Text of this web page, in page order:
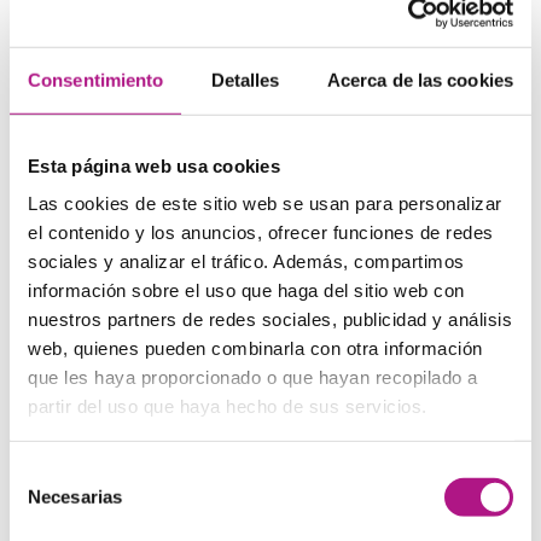
Consentimiento Detalles Acerca de las cookies
Esta página web usa cookies
Las cookies de este sitio web se usan para personalizar
el contenido y los anuncios, ofrecer funciones de redes
sociales y analizar el tráfico. Además, compartimos
información sobre el uso que haga del sitio web con
nuestros partners de redes sociales, publicidad y análisis
web, quienes pueden combinarla con otra información
que les haya proporcionado o que hayan recopilado a
partir del uso que haya hecho de sus servicios.
Necesarias
ejemplo, por su entrada en Wikipedia (¡cuidado con los
spoilers!) o con artículos de antes de su estreno, si es una
película reciente.
Cuando hayas terminado de ver la película, busca críticas
(reviews) de diferentes fuentes. ¿Qué te ha parecido?
aportado puntos de vista nuevos, o cosas en las que no
4) ¡Disfruta de la película!
Después de toda la preparación, ha llegado la hora de
tumbarte en el sofá a ver tu película (con o sin palomitas,
como prefieras 😉 ). No te preocupes si no entiendes
alguna palabra o frase suelta: ya lo irás deduciendo según
el contexto. Y sobre todo, ¡disfruta de las voces y las
interpretaciones originales de los actores!
5) Monta tu propio cineforum